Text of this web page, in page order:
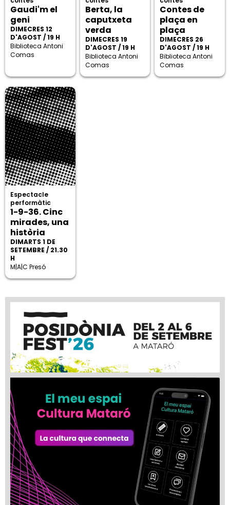
Gaudi'm el
geni
DIMECRES 12
D'AGOST / 19 H
Biblioteca Antoni
Comas
Berta, la
caputxeta
verda
DIMECRES 19
D'AGOST / 19 H
Biblioteca Antoni
Comas
Contes de
plaça en
plaça
DIMECRES 26
D'AGOST / 19 H
Biblioteca Antoni
Comas
Espectacle
performàtic
1-9-36. Cinc
mirades, una
història
DIMARTS 1 DE
SETEMBRE / 21.30
H
M|A|C Presó